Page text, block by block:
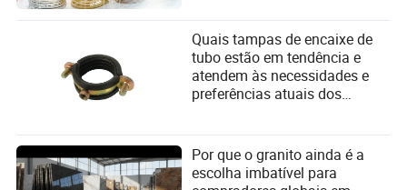
ambiente?
Diversificação, foco nos fundamentos e exposição
cautelosa a ativos especulativos são estratégias-chave.
6. O Bitcoin continuará a impactar os mercados de ações
Sim, à medida que os ativos digitais se tornam mais
integrados aos sistemas financeiros, sua influência nos
mercados mais amplos provavelmente crescerá.
Quais tampas de encaixe de
tubo estão em tendência e
atendem às necessidades e
preferências atuais dos
Por que o granito ainda é a
escolha imbatível para